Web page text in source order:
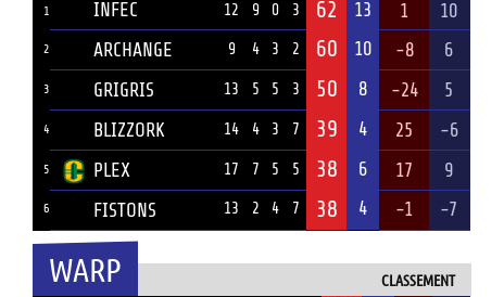
1 INFEC 12 9 0 3 62 13 1 10
2 ARCHANGE 9 4 3 2 60 10 -8 6
3 GRIGRIS 13 5 5 3 50 8 -24 5
4 BLIZZORK 14 4 3 7 39 4 25 -6
5 PLEX 17 7 5 5 38 6 17 9
6 FISTONS 13 2 4 7 38 4 -1 -7
CLASSEMENT
WARP